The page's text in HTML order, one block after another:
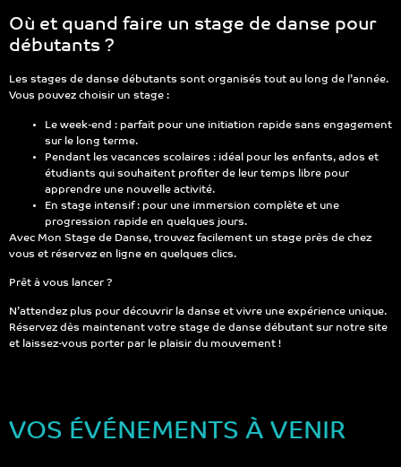
Où et quand faire un stage de danse pour
débutants ?
Les stages de danse débutants sont organisés tout au long de l’année.
Vous pouvez choisir un stage :
Le week-end : parfait pour une initiation rapide sans engagement
sur le long terme.
Pendant les vacances scolaires : idéal pour les enfants, ados et
étudiants qui souhaitent profiter de leur temps libre pour
apprendre une nouvelle activité.
En stage intensif : pour une immersion complète et une
progression rapide en quelques jours.
Avec Mon Stage de Danse, trouvez facilement un stage près de chez
vous et réservez en ligne en quelques clics.
Prêt à vous lancer ?
N’attendez plus pour découvrir la danse et vivre une expérience unique.
Réservez dès maintenant votre stage de danse débutant sur notre site
et laissez-vous porter par le plaisir du mouvement !
VOS ÉVÉNEMENTS À VENIR